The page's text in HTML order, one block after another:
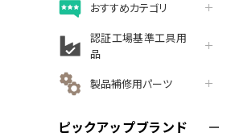
おすすめカテゴリ
認証工場基準工具用
品
製品補修用パーツ
ピックアップブランド